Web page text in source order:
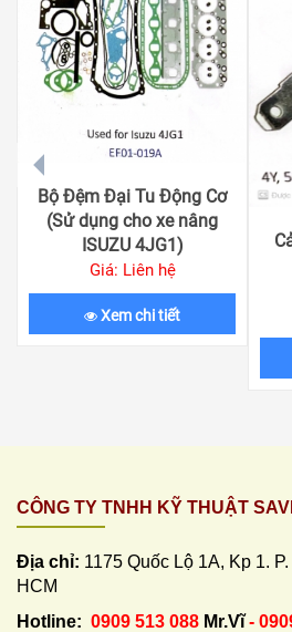
Bộ Đệm Đại Tu Động Cơ
(Sử dụng cho xe nâng
ISUZU 4JG1)
Giá: Liên hệ
Xem chi tiết
prev
CÔNG TY TNHH KỸ THUẬT
Địa chỉ: 1175 Quốc Lộ 1A, Kp 1.
HCM
Hotline: 0909 513 088 Mr.Vĩ-